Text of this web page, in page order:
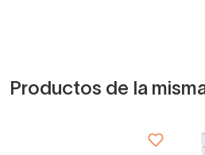
Productos de la